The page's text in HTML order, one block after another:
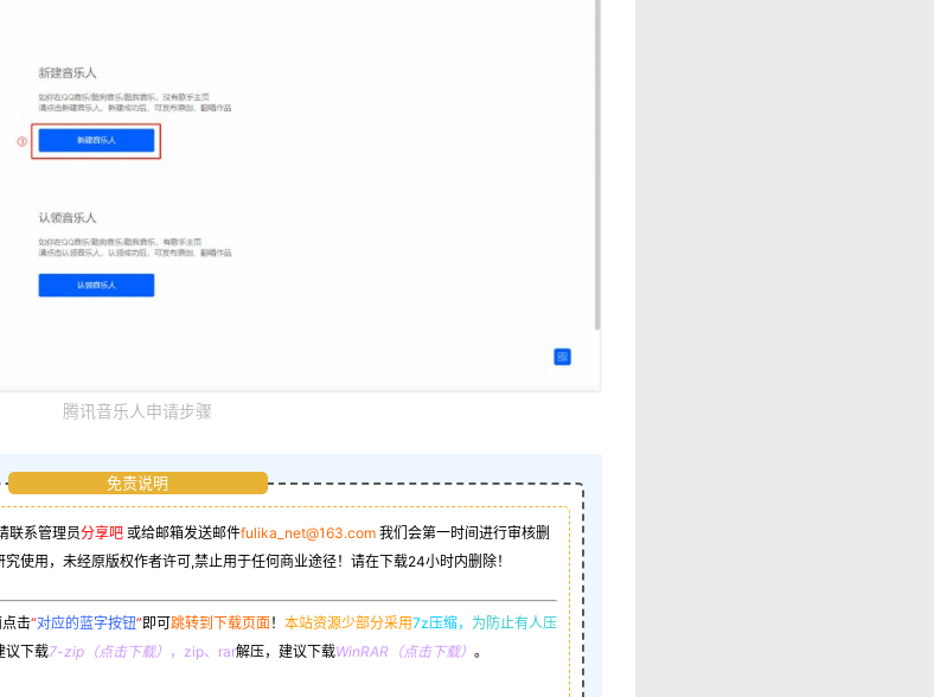
腾讯音乐人申请步骤
免责说明
联系管理员分享吧 或给邮箱发送邮件fulika_net@163.com 我们会第一时间进行审核删
使用，未经原版权作者许可,禁止用于任何商业途径！请在下载24小时内删除！
击“对应的蓝字按钮”即可跳转到下载页面！ 本站资源少部分采用7z压缩， 为防止有人压
议下载7-zip（点击下载） ，zip、rar解压，建议下载WinRAR（点击下载） 。